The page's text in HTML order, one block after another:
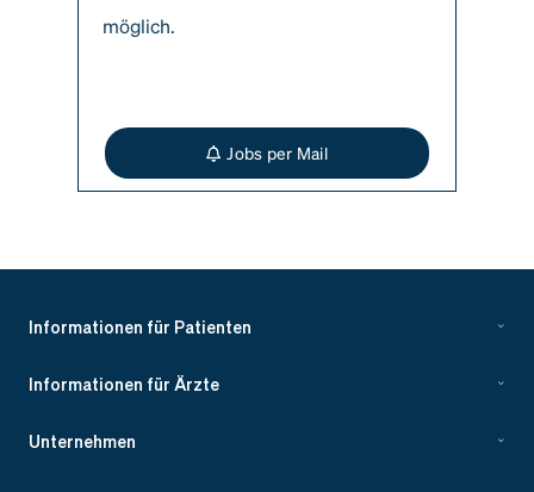
möglich.
Jobs per Mail
Informationen für Patienten
Informationen für Ärzte
Unternehmen